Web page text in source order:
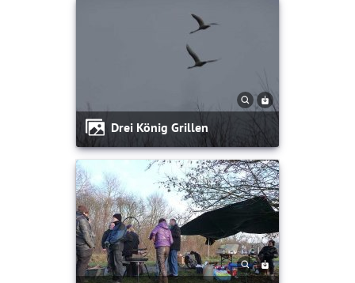
Drei König Grillen